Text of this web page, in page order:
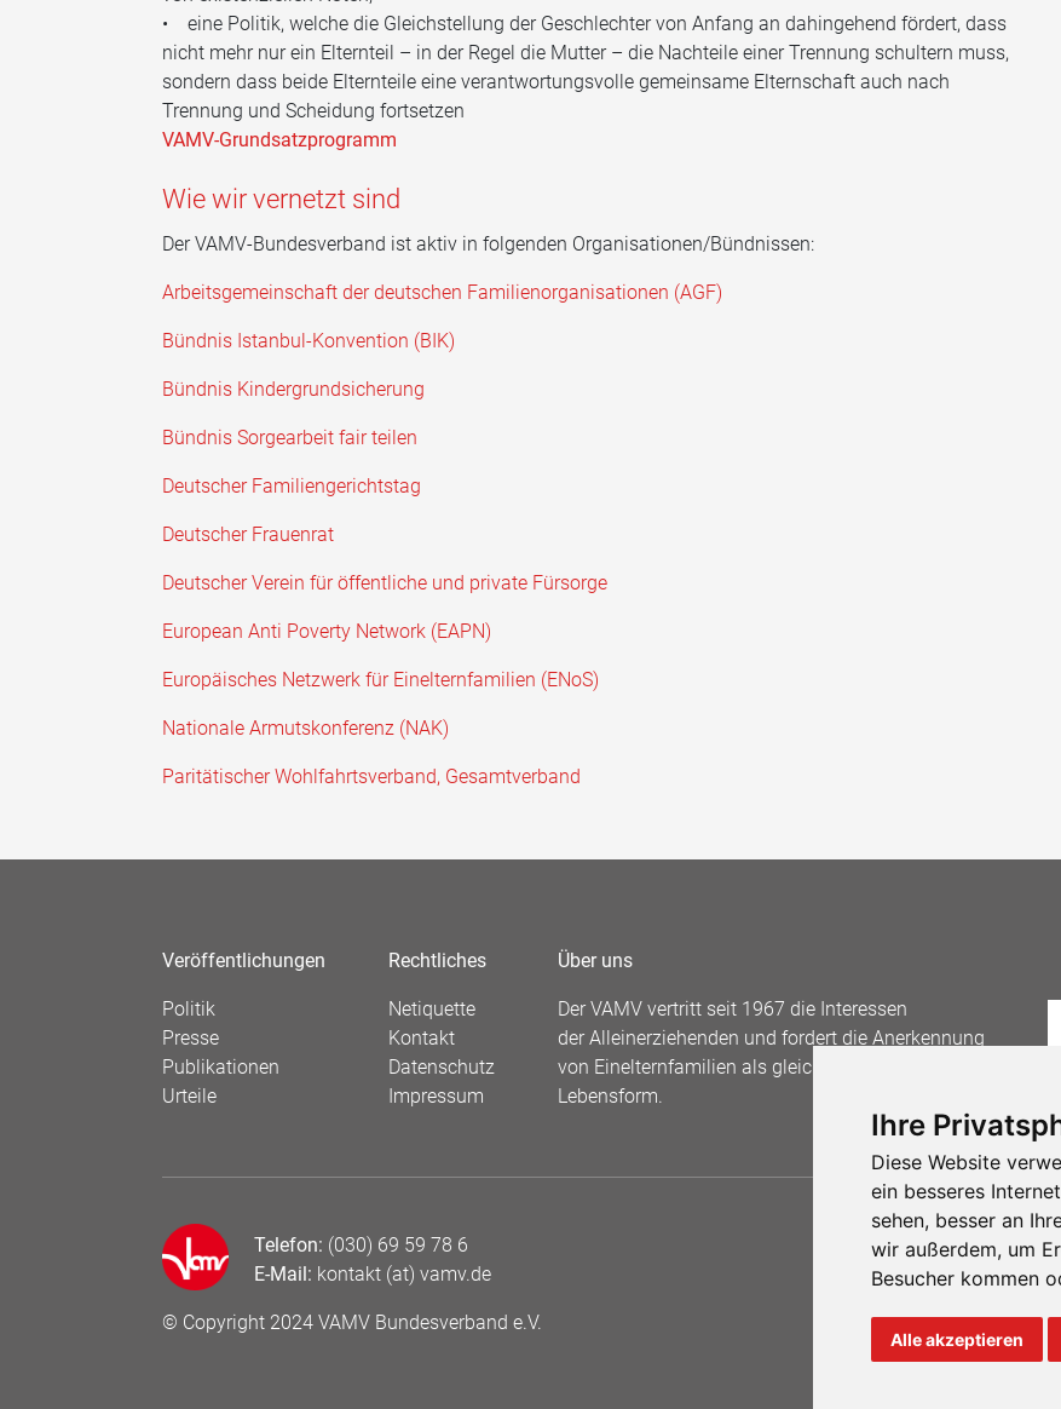
Ihre
Diese Website
ein besseres
sehen, besser an
wir außerdem, um
Besucher kommen
Alle akzeptieren
• eine Politik, welche die Gleichstellung der Geschlechter von Anfang an dahingehend fördert, dass
nicht mehr nur ein Elternteil – in der Regel die Mutter – die Nachteile einer Trennung schultern muss,
sondern dass beide Elternteile eine verantwortungsvolle gemeinsame Elternschaft auch nach
Trennung und Scheidung fortsetzen
VAMV-Grundsatzprogramm
Wie wir vernetzt sind
Der VAMV-Bundesverband ist aktiv in folgenden Organisationen/Bündnissen:
Arbeitsgemeinschaft der deutschen Familienorganisationen (AGF)
Bündnis Istanbul-Konvention (BIK)
Bündnis Kindergrundsicherung
Bündnis Sorgearbeit fair teilen
Deutscher Familiengerichtstag
Deutscher Frauenrat
Deutscher Verein für öffentliche und private Fürsorge
European Anti Poverty Network (EAPN)
Europäisches Netzwerk für Einelternfamilien (ENoS)
Nationale Armutskonferenz (NAK)
Paritätischer Wohlfahrtsverband, Gesamtverband
Veröffentlichungen
Politik
Presse
Publikationen
Urteile
Rechtliches
Netiquette
Kontakt
Datenschutz
Impressum
Über uns
Der VAMV vertritt seit 1967 die Interessen
der Alleinerziehenden und fordert die Anerkennung
von Einelternfamilien als gleichberechtigte
Lebensform.
Telefon: (030) 69 59 78 6
E-Mail: kontakt (at) vamv.de
© Copyright 2024 VAMV Bundesverband e.V.